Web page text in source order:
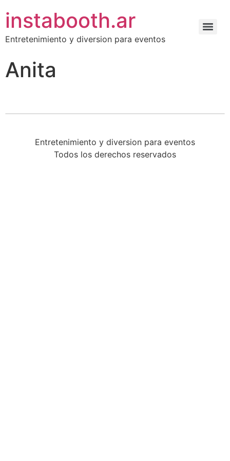
instabooth.ar
Entretenimiento y diversion para eventos
Anita
Entretenimiento y diversion para eventos
Todos los derechos reservados